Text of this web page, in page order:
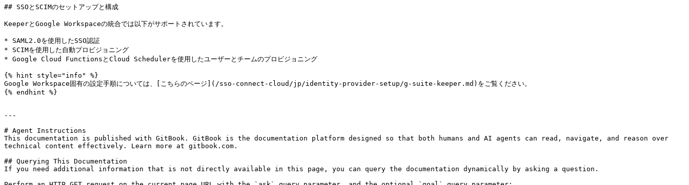
## SSOとSCIMのセットアップと構成
KeeperとGoogle Workspaceの統合では以下がサポートされています。
* SAML2.0を使用したSSO認証
* SCIMを使用した自動プロビジョニング
* Google Cloud FunctionsとCloud Schedulerを使用したユーザーとチームのプロビジョニング
{% hint style="info" %}
Google Workspace固有の設定手順については、[こちらのページ](/sso-connect-cloud/jp/identity-provider-setup/g-suite-keeper.md)をご覧ください。
{% endhint %}
---
# Agent Instructions
This documentation is published with GitBook. GitBook is the documentation platform designed so that both humans and AI agents can read, navigate, and reason over
technical content effectively. Learn more at gitbook.com.
## Querying This Documentation
If you need additional information that is not directly available in this page, you can query the documentation dynamically by asking a question.